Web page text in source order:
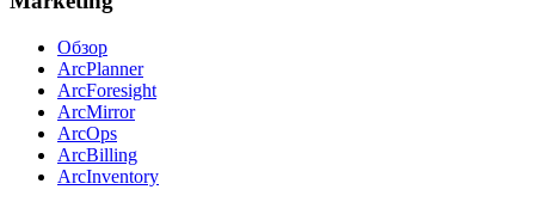
Обзор
ArcPlanner
ArcForesight
ArcMirror
ArcOps
ArcBilling
ArcInventory